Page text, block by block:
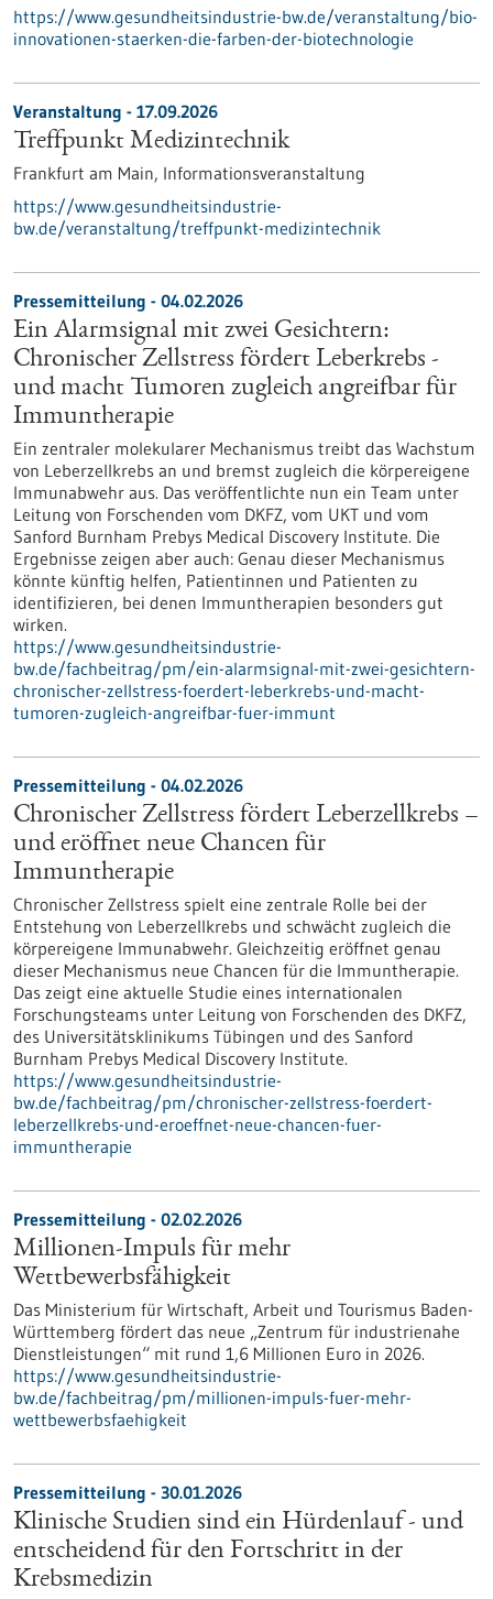
https://www.gesundheitsindustrie-bw.de/veranstaltung/bio-
innovationen-staerken-die-farben-der-biotechnologie
Veranstaltung - 17.09.2026
Treffpunkt Medizintechnik
Frankfurt am Main, Informationsveranstaltung
https://www.gesundheitsindustrie-
bw.de/veranstaltung/treffpunkt-medizintechnik
Pressemitteilung - 04.02.2026
Ein Alarmsignal mit zwei Gesichtern:
Chronischer Zellstress fördert Leberkrebs -
und macht Tumoren zugleich angreifbar für
Immuntherapie
Ein zentraler molekularer Mechanismus treibt das Wachstum
von Leberzellkrebs an und bremst zugleich die körpereigene
Immunabwehr aus. Das veröffentlichte nun ein Team unter
Leitung von Forschenden vom DKFZ, vom UKT und vom
Sanford Burnham Prebys Medical Discovery Institute. Die
Ergebnisse zeigen aber auch: Genau dieser Mechanismus
könnte künftig helfen, Patientinnen und Patienten zu
identifizieren, bei denen Immuntherapien besonders gut
wirken.
https://www.gesundheitsindustrie-
bw.de/fachbeitrag/pm/ein-alarmsignal-mit-zwei-gesichtern-
chronischer-zellstress-foerdert-leberkrebs-und-macht-
tumoren-zugleich-angreifbar-fuer-immunt
Pressemitteilung - 04.02.2026
Chronischer Zellstress fördert Leberzellkrebs –
und eröffnet neue Chancen für
Immuntherapie
Chronischer Zellstress spielt eine zentrale Rolle bei der
Entstehung von Leberzellkrebs und schwächt zugleich die
körpereigene Immunabwehr. Gleichzeitig eröffnet genau
dieser Mechanismus neue Chancen für die Immuntherapie.
Das zeigt eine aktuelle Studie eines internationalen
Forschungsteams unter Leitung von Forschenden des DKFZ,
des Universitätsklinikums Tübingen und des Sanford
Burnham Prebys Medical Discovery Institute.
https://www.gesundheitsindustrie-
bw.de/fachbeitrag/pm/chronischer-zellstress-foerdert-
leberzellkrebs-und-eroeffnet-neue-chancen-fuer-
immuntherapie
Pressemitteilung - 02.02.2026
Millionen-Impuls für mehr
Wettbewerbsfähigkeit
Das Ministerium für Wirtschaft, Arbeit und Tourismus Baden-
Württemberg fördert das neue „Zentrum für industrienahe
Dienstleistungen“ mit rund 1,6 Millionen Euro in 2026.
https://www.gesundheitsindustrie-
bw.de/fachbeitrag/pm/millionen-impuls-fuer-mehr-
wettbewerbsfaehigkeit
Pressemitteilung - 30.01.2026
Klinische Studien sind ein Hürdenlauf - und
entscheidend für den Fortschritt in der
Krebsmedizin